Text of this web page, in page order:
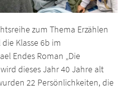
zum Thema Erzählen
Klasse 6b im
Endes Roman „Die
dieses Jahr 40 Jahre alt
22 Persönlichkeiten, die